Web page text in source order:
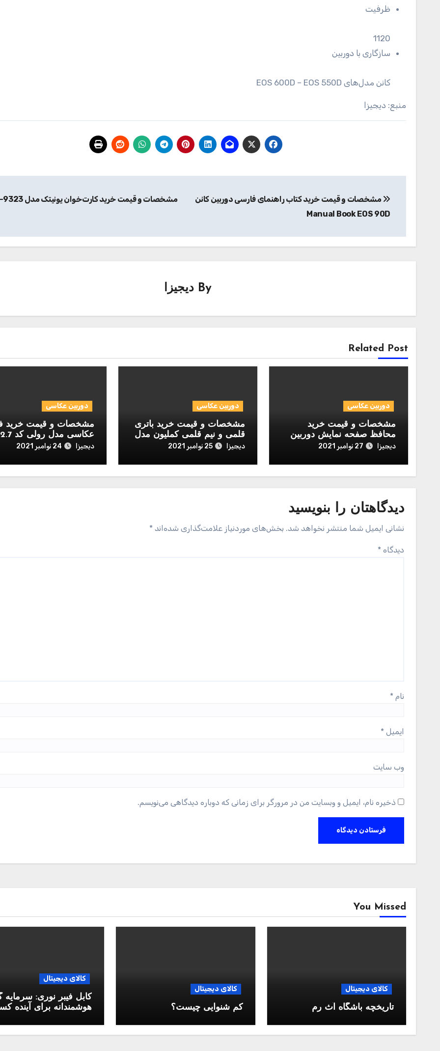
ظرفیت
1120
سازگاری با دوربین
کانن مدل‌های EOS 600D – EOS 550D
منبع: دیجیزا
نوشتهمشخصات و قیمت خرید کتاب راهنمای فارسی دوربین کانن
Manual Book EOS 90D
مشخصات و قیمت خرید کارت‌خوان یونیتک مدل Y-9323
By دیجیزا
Related Post
دوربین عکاسی
مشخصات و قیمت خرید
محافظ صفحه نمایش دوربین
مدل Normal مناسب برای
دیجیزا 27 نوامبر 2021
دوربین عکاسی
مشخصات و قیمت خرید باتری
قلمی و نیم قلمی کملیون مدل
Digi Alkaline بسته 12 عددی
دیجیزا 25 نوامبر 2021
دوربین عکاسی
مشخصات و قیمت خرید
عکاسی مدل رولی کد 2.7-1.7
دیجیزا 24 نوامبر 2021
دیدگاهتان را بنویسید
نشانی ایمیل شما منتشر نخواهد شد. بخش‌های موردنیاز علامت‌گذاری شده‌اند *
دیدگاه *
نام *
ایمیل *
وب‌ سایت
ذخیره نام، ایمیل و وبسایت من در مرورگر برای زمانی که دوباره دیدگاهی می‌نویسم.
You Missed
کالای دیجیتال
تاریخچه باشگاه آث رم
کالای دیجیتال
کم شنوایی چیست؟
کالای دیجیتال
کابل فیبر نوری: سرمایه
هوشمندانه برای آینده